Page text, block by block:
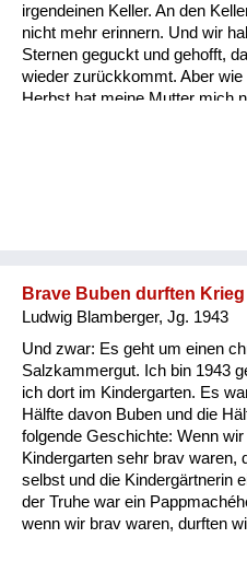
irgendeinen Keller. An den
nicht mehr erinnern. Und wir
Sternen geguckt und gehofft,
wieder zurückkommt. Aber
Herbst hat meine Mutter mich
verklebten Fenstern habe ich
Geschichten nichts gehört.
Brave Buben durften
Ludwig Blamberger, Jg. 1943
Und zwar: Es geht um einen
Salzkammergut. Ich bin 1943
ich dort im Kindergarten. Es
Hälfte davon Buben und die
folgende Geschichte: Wenn
Kindergarten sehr brav waren,
selbst und die Kindergärtnerin
der Truhe war ein
wenn wir brav waren, durften